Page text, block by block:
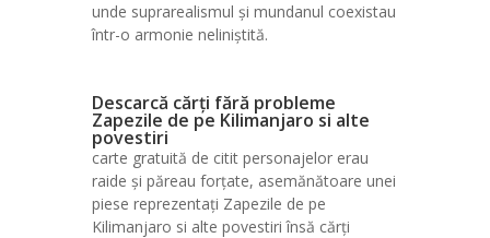
unde suprarealismul și mundanul coexistau
într-o armonie neliniștită.
Descarcă cărți fără probleme
Zapezile de pe Kilimanjaro si alte
povestiri
carte gratuită de citit personajelor erau
raide și păreau forțate, asemănătoare unei
piese reprezentați Zapezile de pe
Kilimanjaro si alte povestiri însă cărți